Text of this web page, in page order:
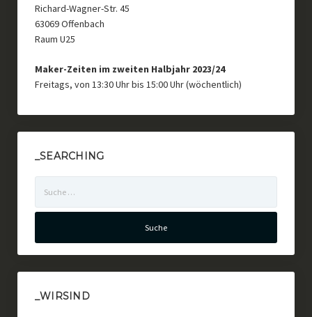
Richard-Wagner-Str. 45
63069 Offenbach
Raum U25
Maker-Zeiten im zweiten Halbjahr 2023/24
Freitags, von 13:30 Uhr bis 15:00 Uhr (wöchentlich)
_SEARCHING
nach:
_WIRSIND